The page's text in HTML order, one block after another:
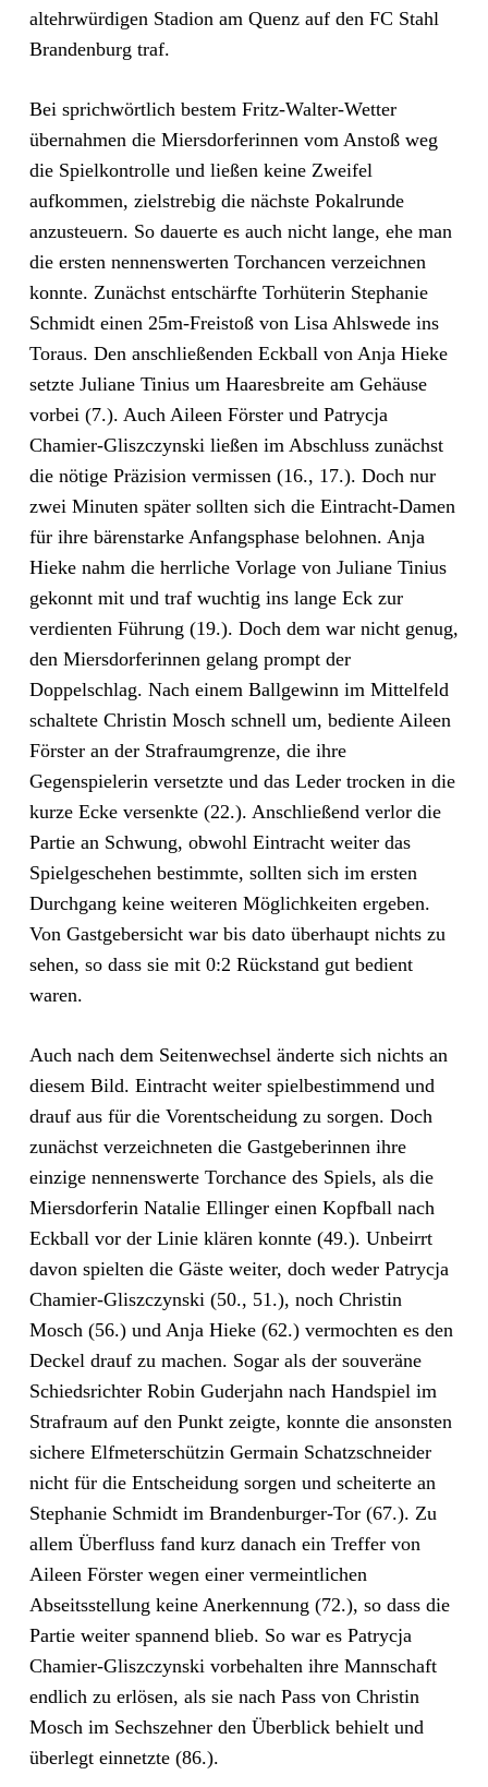
altehrwürdigen Stadion am Quenz auf den FC Stahl
Brandenburg traf.
Bei sprichwörtlich bestem Fritz-Walter-Wetter
übernahmen die Miersdorferinnen vom Anstoß weg
die Spielkontrolle und ließen keine Zweifel
aufkommen, zielstrebig die nächste Pokalrunde
anzusteuern. So dauerte es auch nicht lange, ehe man
die ersten nennenswerten Torchancen verzeichnen
konnte. Zunächst entschärfte Torhüterin Stephanie
Schmidt einen 25m-Freistoß von Lisa Ahlswede ins
Toraus. Den anschließenden Eckball von Anja Hieke
setzte Juliane Tinius um Haaresbreite am Gehäuse
vorbei (7.). Auch Aileen Förster und Patrycja
Chamier-Gliszczynski ließen im Abschluss zunächst
die nötige Präzision vermissen (16., 17.). Doch nur
zwei Minuten später sollten sich die Eintracht-Damen
für ihre bärenstarke Anfangsphase belohnen. Anja
Hieke nahm die herrliche Vorlage von Juliane Tinius
gekonnt mit und traf wuchtig ins lange Eck zur
verdienten Führung (19.). Doch dem war nicht genug,
den Miersdorferinnen gelang prompt der
Doppelschlag. Nach einem Ballgewinn im Mittelfeld
schaltete Christin Mosch schnell um, bediente Aileen
Förster an der Strafraumgrenze, die ihre
Gegenspielerin versetzte und das Leder trocken in die
kurze Ecke versenkte (22.). Anschließend verlor die
Partie an Schwung, obwohl Eintracht weiter das
Spielgeschehen bestimmte, sollten sich im ersten
Durchgang keine weiteren Möglichkeiten ergeben.
Von Gastgebersicht war bis dato überhaupt nichts zu
sehen, so dass sie mit 0:2 Rückstand gut bedient
waren.
Auch nach dem Seitenwechsel änderte sich nichts an
diesem Bild. Eintracht weiter spielbestimmend und
drauf aus für die Vorentscheidung zu sorgen. Doch
zunächst verzeichneten die Gastgeberinnen ihre
einzige nennenswerte Torchance des Spiels, als die
Miersdorferin Natalie Ellinger einen Kopfball nach
Eckball vor der Linie klären konnte (49.). Unbeirrt
davon spielten die Gäste weiter, doch weder Patrycja
Chamier-Gliszczynski (50., 51.), noch Christin
Mosch (56.) und Anja Hieke (62.) vermochten es den
Deckel drauf zu machen. Sogar als der souveräne
Schiedsrichter Robin Guderjahn nach Handspiel im
Strafraum auf den Punkt zeigte, konnte die ansonsten
sichere Elfmeterschützin Germain Schatzschneider
nicht für die Entscheidung sorgen und scheiterte an
Stephanie Schmidt im Brandenburger-Tor (67.). Zu
allem Überfluss fand kurz danach ein Treffer von
Aileen Förster wegen einer vermeintlichen
Abseitsstellung keine Anerkennung (72.), so dass die
Partie weiter spannend blieb. So war es Patrycja
Chamier-Gliszczynski vorbehalten ihre Mannschaft
endlich zu erlösen, als sie nach Pass von Christin
Mosch im Sechszehner den Überblick behielt und
überlegt einnetzte (86.).